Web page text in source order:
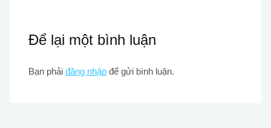
Để lại một bình luận
Bạn phảiđăng nhập để gửi bình luận.